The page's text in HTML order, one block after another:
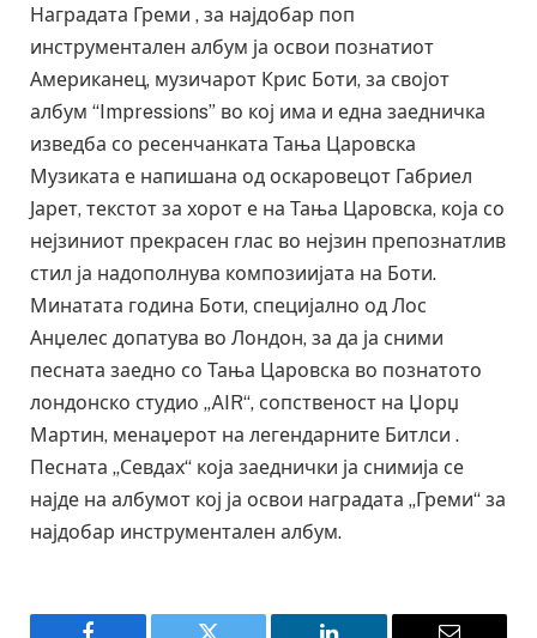
Наградата Греми , за најдобар поп
инструментален албум ја освои познатиот
Американец, музичарот Крис Боти, за својот
албум “Impressions” во кој има и една заедничка
изведба со ресенчанката Тања Царовска
Музиката е напишана од оскаровецот Габриел
Јарет, текстот за хорот е на Тања Царовска, која со
нејзиниот прекрасен глас во нејзин препознатлив
стил ја надополнува композиијата на Боти.
Минатата година Боти, специјално од Лос
Анџелес допатува во Лондон, за да ја сними
песната заедно со Тања Царовска во познатото
лондонско студио „AIR“, сопственост на Џорџ
Мартин, менаџерот на легендарните Битлси .
Песната „Севдах“ која заеднички ја снимија се
најде на албумот кој ја освои наградата „Греми“ за
најдобар инструментален албум.